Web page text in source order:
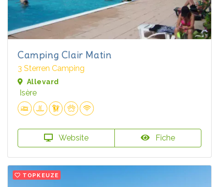
Camping Clair Matin
3 Sterren Camping
Allevard
Isère
Website Fiche
TOPKEUZE